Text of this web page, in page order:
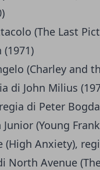
(The Last
(Charley and
di John Milius
di Peter
(Young
(High Anxiety),
North Avenue